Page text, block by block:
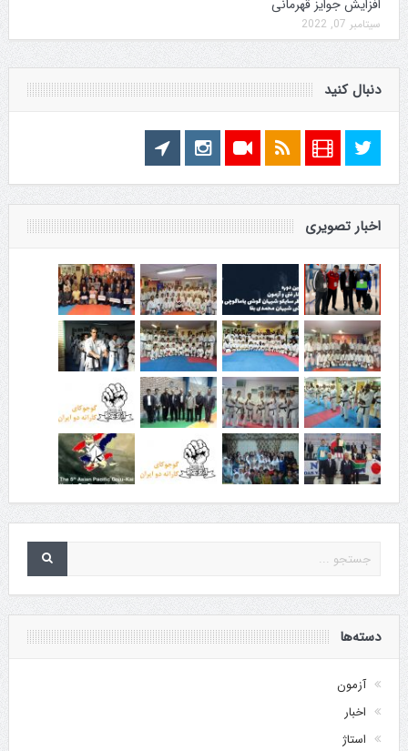
افزایش جوایز قهرمانی
سپتامبر 07, 2022
دنبال کنید
اخبار تصویری
دسته‌ها
آزمون
اخبار
استاژ